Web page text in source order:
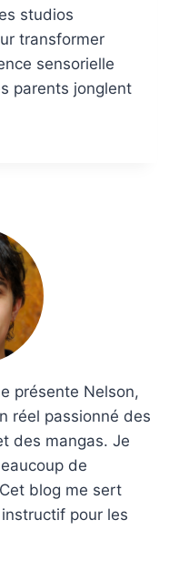
studios
transformer
sensorielle
parents jonglent
présente Nelson,
réel passionné des
des mangas. Je
de
blog me sert
pour les